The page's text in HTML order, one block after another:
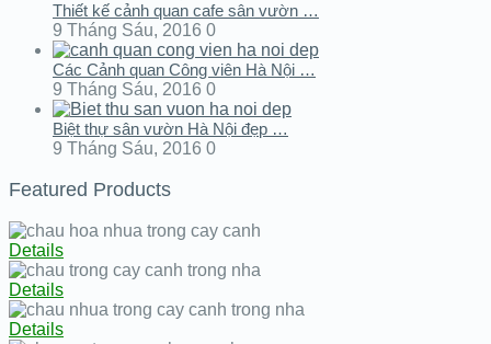
Thiết kế cảnh quan cafe sân vườn …
9 Tháng Sáu, 2016 0
Các Cảnh quan Công viên Hà Nội …
9 Tháng Sáu, 2016 0
Biệt thự sân vườn Hà Nội đẹp …
9 Tháng Sáu, 2016 0
Featured Products
Details
Details
Details